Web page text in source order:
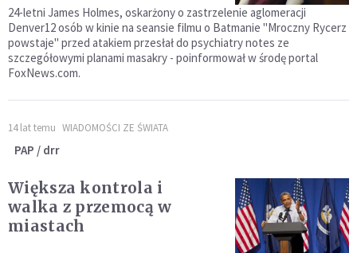
24-letni James Holmes, oskarżony o zastrzelenie aglomeracji
Denver12 osób w kinie na seansie filmu o Batmanie "Mroczny Rycerz
powstaje" przed atakiem przesłał do psychiatry notes ze
szczegółowymi planami masakry - poinformował w środę portal
FoxNews.com.
14 lat temu WIADOMOŚCI ZE ŚWIATA
PAP / drr
Większa kontrola i
walka z przemocą w
miastach